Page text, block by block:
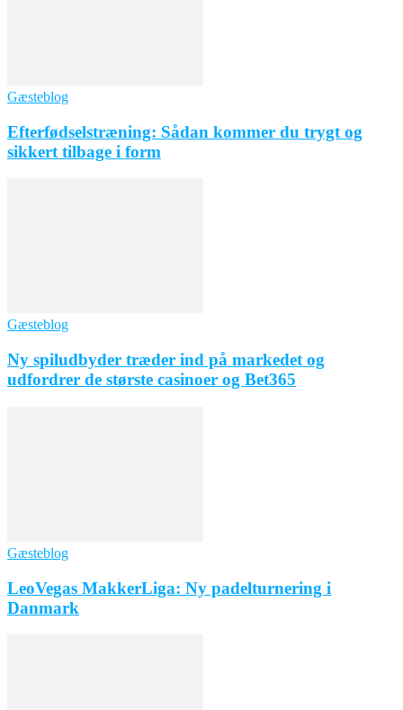
Gæsteblog
Efterfødselstræning: Sådan kommer du trygt og
sikkert tilbage i form
Gæsteblog
Ny spiludbyder træder ind på markedet og
udfordrer de største casinoer og Bet365
Gæsteblog
LeoVegas MakkerLiga: Ny padelturnering i
Danmark